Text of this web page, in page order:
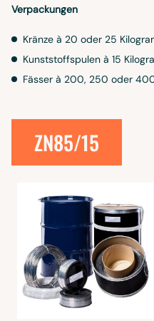
Verpackungen
Kränze à 20 oder 25
Kunststoffspulen à 15
Fässer à 200, 250 oder
ZN85/15